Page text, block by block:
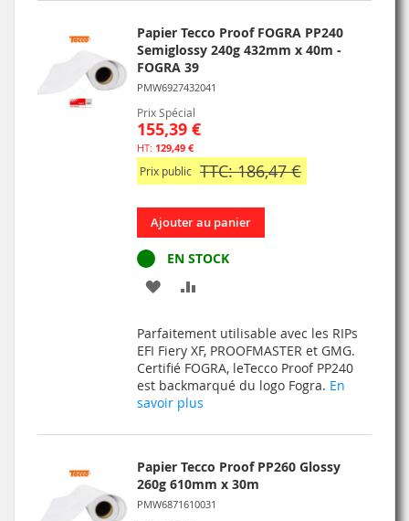
D’ENVIE
Papier Tecco Proof FOGRA PP240
Semiglossy 240g 432mm x 40m -
FOGRA 39
PMW6927432041
Prix Spécial
155,39 €
129,49 €
Prix public TTC: 186,47 €
Ajouter au panier
EN STOCK
AJOUTER
MA
LISTE
D’ENVIE
COMPARATEUR
Parfaitement utilisable avec les RIPs
EFI Fiery XF, PROOFMASTER et GMG.
Certifié FOGRA, leTecco Proof PP240
est backmarqué du logo Fogra. En
savoir plus
Papier Tecco Proof PP260 Glossy
260g 610mm x 30m
PMW6871610031